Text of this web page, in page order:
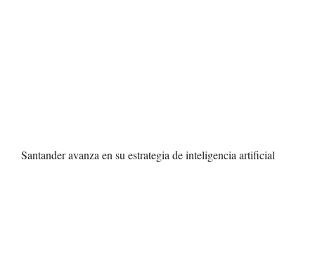
Santander avanza en su estrategia de inteligencia artificial